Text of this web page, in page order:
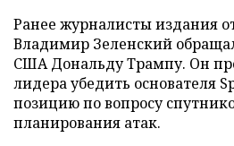
Ранее журналисты издания
Владимир Зеленский
США Дональду Трампу. Он
лидера убедить основателя
позицию по вопросу
планирования атак.